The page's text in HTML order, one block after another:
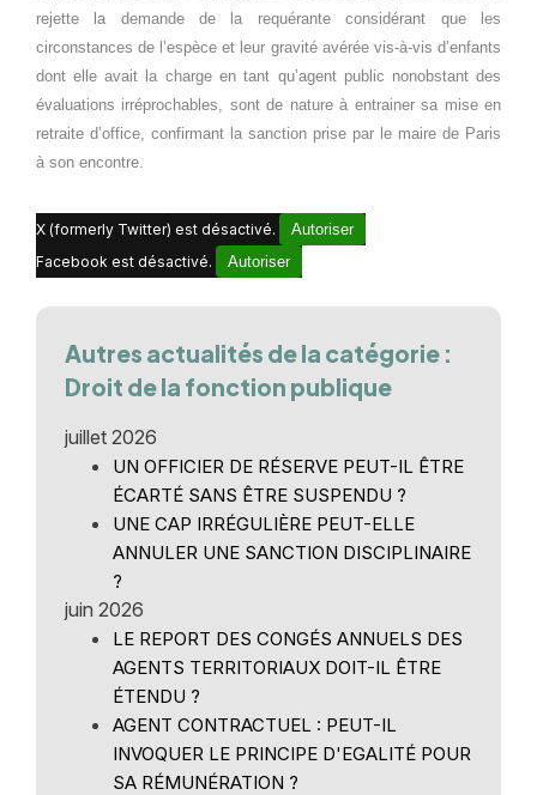
rejette la demande de la requérante considérant que les
circonstances de l’espèce et leur gravité avérée vis-à-vis d’enfants
dont elle avait la charge en tant qu’agent public nonobstant des
évaluations irréprochables, sont de nature à entrainer sa mise en
retraite d’office, confirmant la sanction prise par le maire de Paris
à son encontre.
X (formerly Twitter) est désactivé.
Autoriser
Facebook est désactivé.
Autoriser
Autres actualités de la catégorie :
Droit de la fonction publique
juillet 2026
UN OFFICIER DE RÉSERVE PEUT-IL ÊTRE
ÉCARTÉ SANS ÊTRE SUSPENDU ?
UNE CAP IRRÉGULIÈRE PEUT-ELLE
ANNULER UNE SANCTION DISCIPLINAIRE
?
juin 2026
LE REPORT DES CONGÉS ANNUELS DES
AGENTS TERRITORIAUX DOIT-IL ÊTRE
ÉTENDU ?
AGENT CONTRACTUEL : PEUT-IL
INVOQUER LE PRINCIPE D'EGALITÉ POUR
SA RÉMUNÉRATION ?